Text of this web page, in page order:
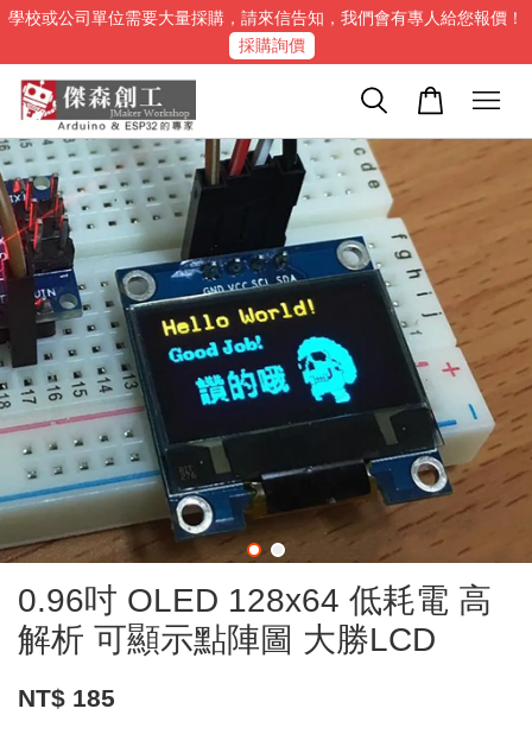
學校或公司單位需要大量採購，請來信告知，我們會有專人給您報價！
採購詢價
0.96吋 OLED 128x64 低耗電 高
解析 可顯示點陣圖 大勝LCD
NT$ 185